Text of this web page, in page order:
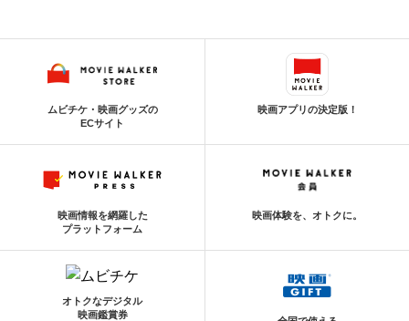
ムビチケ・映画グッズの
ECサイト
映画アプリの決定版！
映画情報を網羅した
プラットフォーム
映画体験を、オトクに。
オトクなデジタル
映画鑑賞券